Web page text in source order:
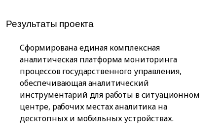
Результаты проекта
Сформирована единая комплексная
аналитическая платформа мониторинга
процессов государственного управления,
обеспечивающая аналитический
инструментарий для работы в ситуационном
центре, рабочих местах аналитика на
десктопных и мобильных устройствах.